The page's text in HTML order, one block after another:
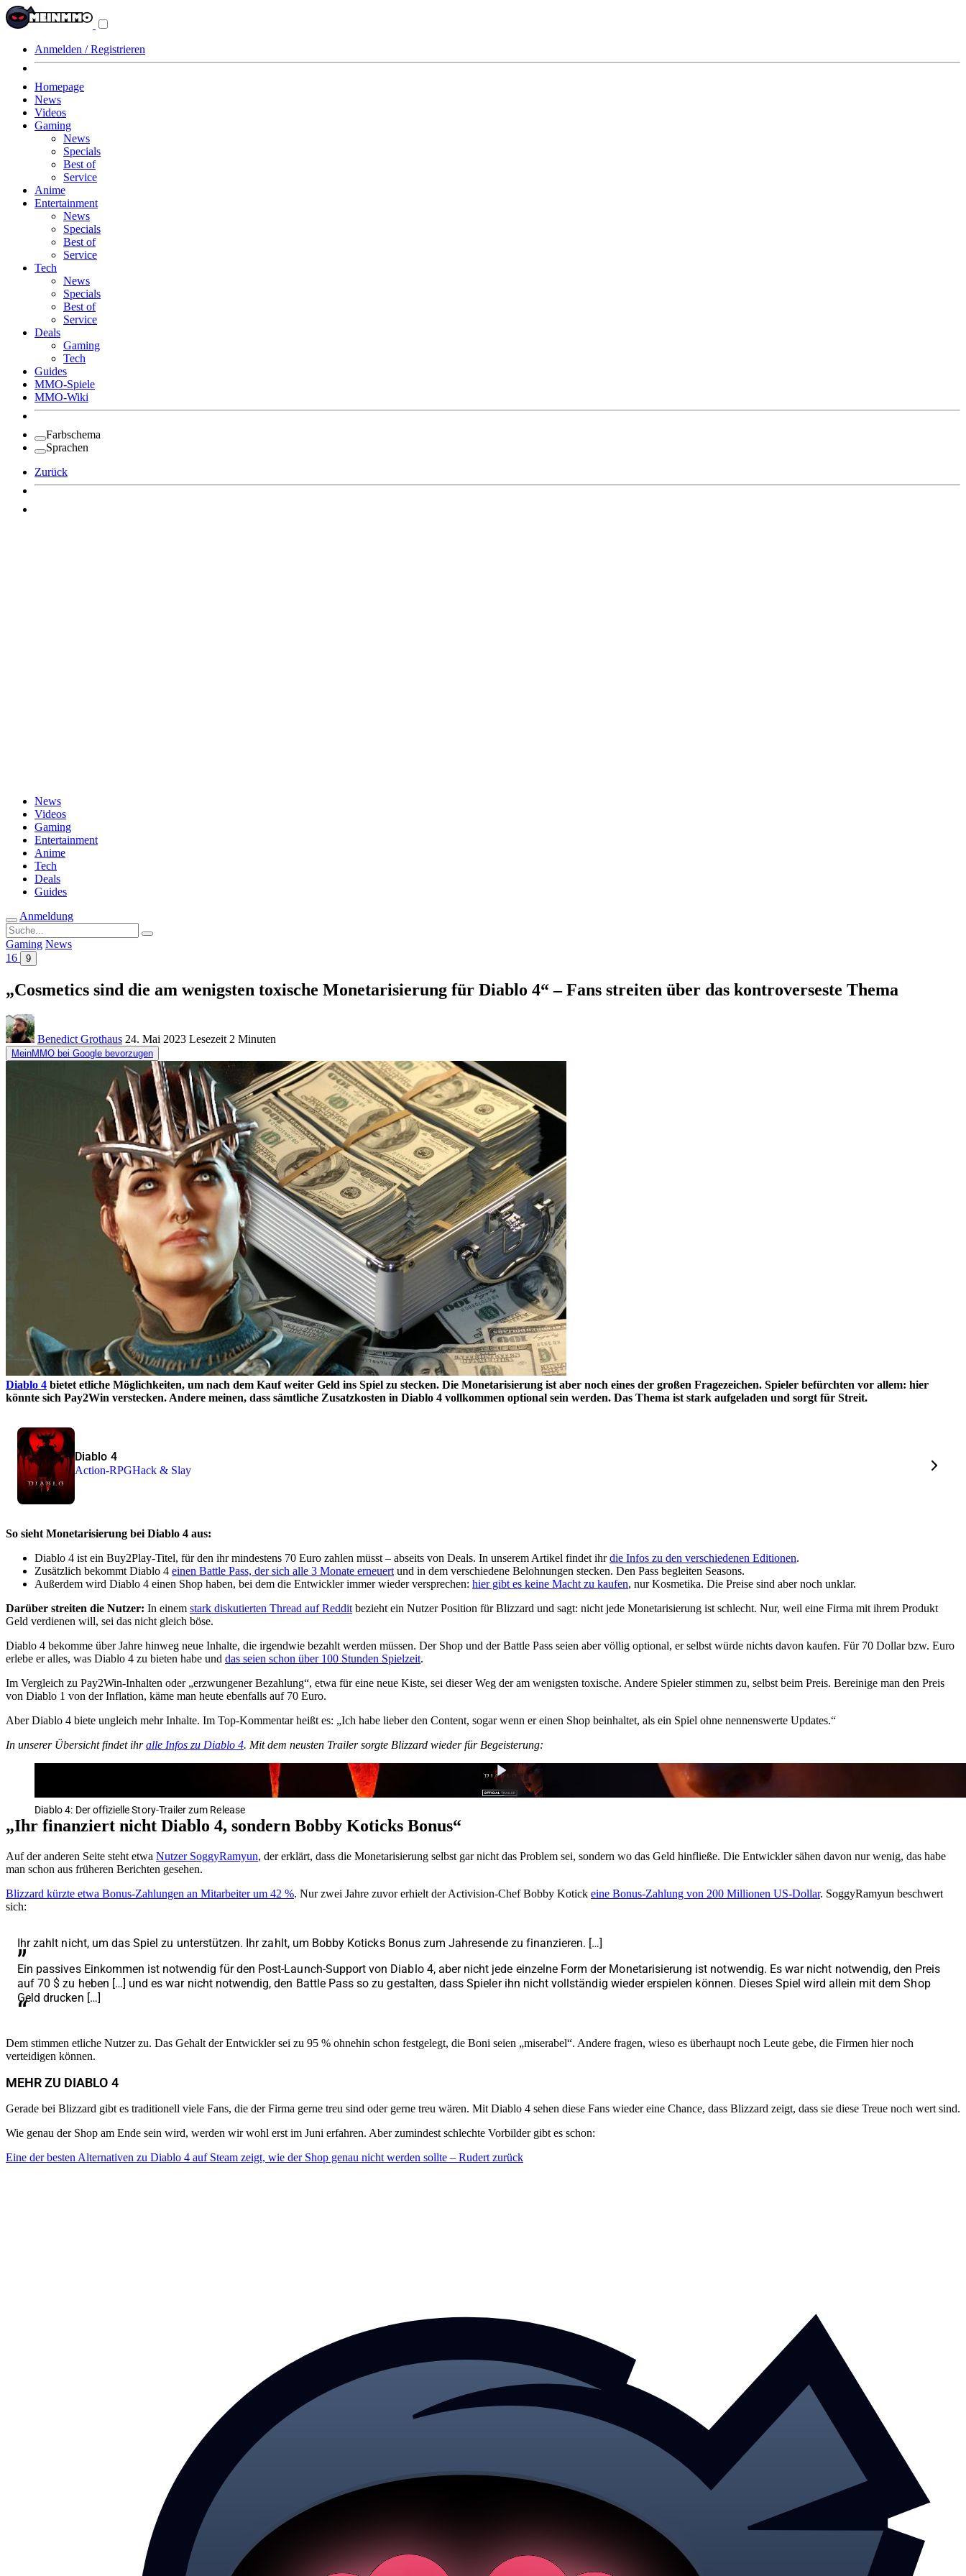
Anmelden / Registrieren
Homepage
News
Videos
Gaming
News
Specials
Best of
Service
Anime
Entertainment
News
Specials
Best of
Service
Tech
News
Specials
Best of
Service
Deals
Gaming
Tech
Guides
MMO-Spiele
MMO-Wiki
Farbschema
Sprachen
Zurück
News
Videos
Gaming
Entertainment
Anime
Tech
Deals
Guides
Anmeldung
Suche
nach:
Gaming News
16
9
„Cosmetics sind die am wenigsten toxische Monetarisierung für Diablo 4“ – Fans streiten über das kontroverseste Thema
Benedict Grothaus 24. Mai 2023 Lesezeit 2 Minuten
MeinMMO bei Google bevorzugen
Diablo 4 bietet etliche Möglichkeiten, um nach dem Kauf weiter Geld ins Spiel zu stecken. Die Monetarisierung ist aber noch eines der großen Fragezeichen. Spieler befürchten vor allem: hier
könnte sich Pay2Win verstecken. Andere meinen, dass sämtliche Zusatzkosten in Diablo 4 vollkommen optional sein werden. Das Thema ist stark aufgeladen und sorgt für Streit.
Diablo 4
Action-RPGHack & Slay
So sieht Monetarisierung bei Diablo 4 aus:
Diablo 4 ist ein Buy2Play-Titel, für den ihr mindestens 70 Euro zahlen müsst – abseits von Deals. In unserem Artikel findet ihrdie Infos zu den verschiedenen Editionen.
Zusätzlich bekommt Diablo 4 einen Battle Pass, der sich alle 3 Monate erneuert und in dem verschiedene Belohnungen stecken. Den Pass begleiten Seasons.
Außerdem wird Diablo 4 einen Shop haben, bei dem die Entwickler immer wieder versprechen: hier gibt es keine Macht zu kaufen, nur Kosmetika. Die Preise sind aber noch unklar.
Darüber streiten die Nutzer: In einem stark diskutierten Thread auf Reddit bezieht ein Nutzer Position für Blizzard und sagt: nicht jede Monetarisierung ist schlecht. Nur, weil eine Firma mit ihrem Produkt
Geld verdienen will, sei das nicht gleich böse.
Diablo 4 bekomme über Jahre hinweg neue Inhalte, die irgendwie bezahlt werden müssen. Der Shop und der Battle Pass seien aber völlig optional, er selbst würde nichts davon kaufen. Für 70 Dollar bzw. Euro
erlebe er alles, was Diablo 4 zu bieten habe und das seien schon über 100 Stunden Spielzeit.
Im Vergleich zu Pay2Win-Inhalten oder „erzwungener Bezahlung“, etwa für eine neue Kiste, sei dieser Weg der am wenigsten toxische. Andere Spieler stimmen zu, selbst beim Preis. Bereinige man den Preis
von Diablo 1 von der Inflation, käme man heute ebenfalls auf 70 Euro.
Aber Diablo 4 biete ungleich mehr Inhalte. Im Top-Kommentar heißt es: „Ich habe lieber den Content, sogar wenn er einen Shop beinhaltet, als ein Spiel ohne nennenswerte Updates.“
In unserer Übersicht findet ihralle Infos zu Diablo 4. Mit dem neusten Trailer sorgte Blizzard wieder für Begeisterung:
Diablo 4: Der offizielle Story-Trailer zum Release
„Ihr finanziert nicht Diablo 4, sondern Bobby Koticks Bonus“
Auf der anderen Seite steht etwa Nutzer SoggyRamyun, der erklärt, dass die Monetarisierung selbst gar nicht das Problem sei, sondern wo das Geld hinfließe. Die Entwickler sähen davon nur wenig, das habe
man schon aus früheren Berichten gesehen.
Blizzard kürzte etwa Bonus-Zahlungen an Mitarbeiter um 42 %. Nur zwei Jahre zuvor erhielt der Activision-Chef Bobby Kotick eine Bonus-Zahlung von 200 Millionen US-Dollar. SoggyRamyun beschwert
sich:
Ihr zahlt nicht, um das Spiel zu unterstützen. Ihr zahlt, um Bobby Koticks Bonus zum Jahresende zu finanzieren. […]
Ein passives Einkommen ist notwendig für den Post-Launch-Support von Diablo 4, aber nicht jede einzelne Form der Monetarisierung ist notwendig. Es war nicht notwendig, den Preis
auf 70 $ zu heben […] und es war nicht notwendig, den Battle Pass so zu gestalten, dass Spieler ihn nicht vollständig wieder erspielen können. Dieses Spiel wird allein mit dem Shop
Geld drucken […]
Dem stimmen etliche Nutzer zu. Das Gehalt der Entwickler sei zu 95 % ohnehin schon festgelegt, die Boni seien „miserabel“. Andere fragen, wieso es überhaupt noch Leute gebe, die Firmen hier noch
verteidigen können.
MEHR ZU DIABLO 4
Blizzard testet gerade Diablo 4 Season 15, Experte findet heraus: Ein neues Item macht euch quasi unbesiegbar
von Benedict Grothaus
Gerade bei Blizzard gibt es traditionell viele Fans, die der Firma gerne treu sind oder gerne treu wären. Mit Diablo 4 sehen diese Fans wieder eine Chance, dass Blizzard zeigt, dass sie diese Treue noch wert sind.
Wie genau der Shop am Ende sein wird, werden wir wohl erst im Juni erfahren. Aber zumindest schlechte Vorbilder gibt es schon:
Eine der besten Alternativen zu Diablo 4 auf Steam zeigt, wie der Shop genau nicht werden sollte – Rudert zurück